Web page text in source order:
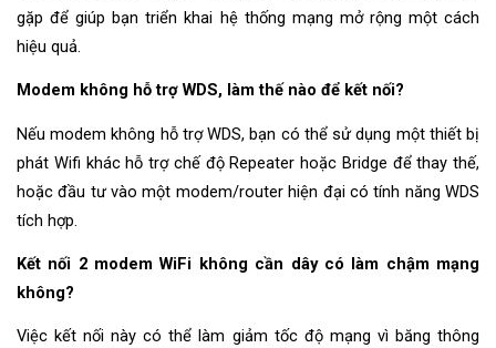
gặp để giúp bạn triển khai hệ thống mạng mở rộng một cách
hiệu quả.
Modem không hỗ trợ WDS, làm thế nào để kết nối?
Nếu modem không hỗ trợ WDS, bạn có thể sử dụng một thiết bị
phát Wifi khác hỗ trợ chế độ Repeater hoặc Bridge để thay thế,
hoặc đầu tư vào một modem/router hiện đại có tính năng WDS
tích hợp.
Kết nối 2 modem WiFi không cần dây có làm chậm mạng
không?
Việc kết nối này có thể làm giảm tốc độ mạng vì băng thông